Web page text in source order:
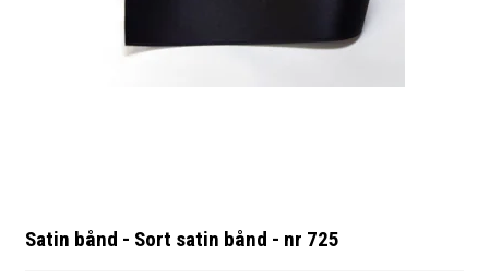
Satin bånd - Sort satin bånd - nr 725